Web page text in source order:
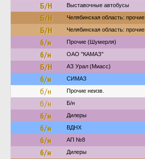
Б/Н Выставочные автобусы
Б/Н Челябинская область: прочие
Б/Н Челябинская область: прочие
б/н Прочие (Шумерля)
б/н ОАО "КАМАЗ"
Б/Н АЗ Урал (Миасс)
б/н СИМАЗ
б/н Прочие неизв.
б/н Б/н
б/н Дилеры
б/н ВДНХ
б/н АП №8
б/н Дилеры